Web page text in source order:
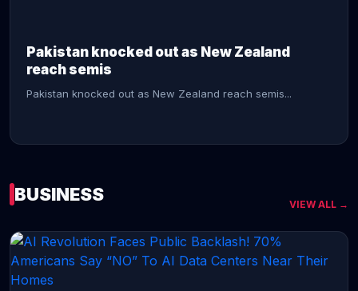
Pakistan knocked out as New Zealand
reach semis
Pakistan knocked out as New Zealand reach semis...
CONTINUE READING →
BUSINESS VIEW ALL →